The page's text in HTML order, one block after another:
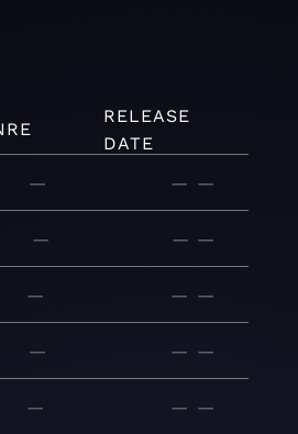
RELEASE
DATE
— — —
— — —
— — —
— — —
— — —